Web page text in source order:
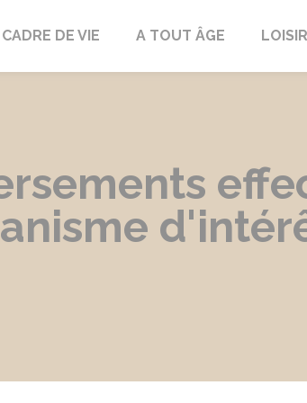
CADRE DE VIE A TOUT ÂGE